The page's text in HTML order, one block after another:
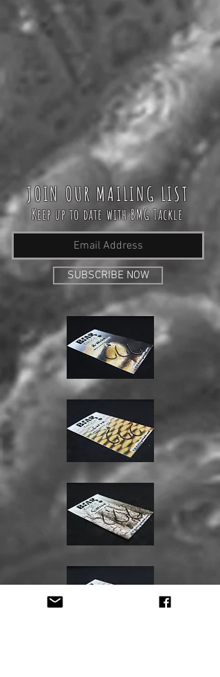
JOIN OUR MAILING LIST
Keep up to date with BMG Tackle
SUBSCRIBE NOW